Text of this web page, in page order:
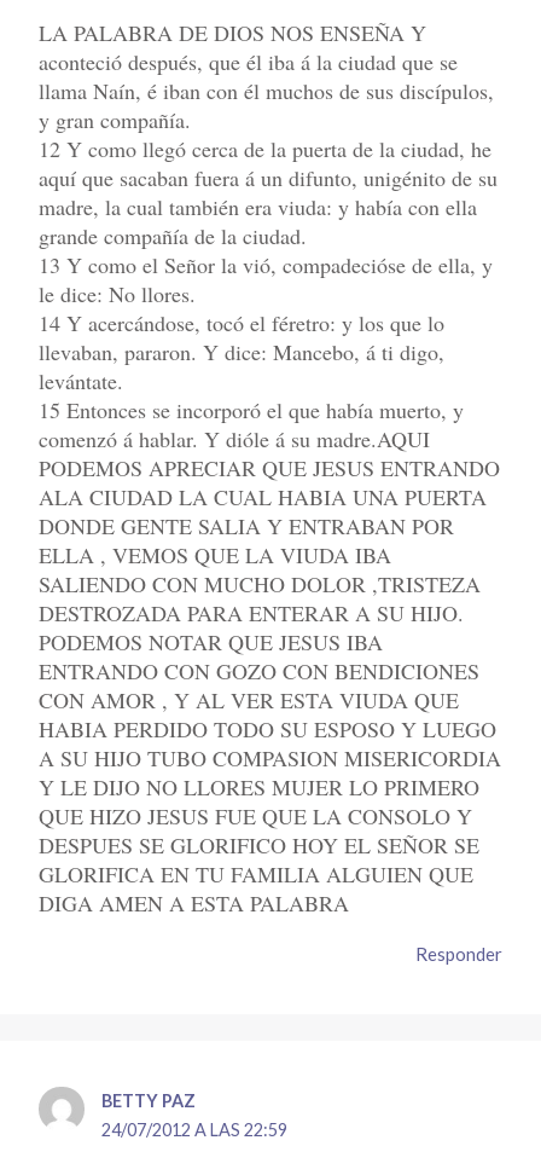
LA PALABRA DE DIOS NOS ENSEÑA Y
aconteció después, que él iba á la ciudad que se
llama Naín, é iban con él muchos de sus discípulos,
y gran compañía.
12 Y como llegó cerca de la puerta de la ciudad, he
aquí que sacaban fuera á un difunto, unigénito de su
madre, la cual también era viuda: y había con ella
grande compañía de la ciudad.
13 Y como el Señor la vió, compadecióse de ella, y
le dice: No llores.
14 Y acercándose, tocó el féretro: y los que lo
llevaban, pararon. Y dice: Mancebo, á ti digo,
levántate.
15 Entonces se incorporó el que había muerto, y
comenzó á hablar. Y dióle á su madre.AQUI
PODEMOS APRECIAR QUE JESUS ENTRANDO
ALA CIUDAD LA CUAL HABIA UNA PUERTA
DONDE GENTE SALIA Y ENTRABAN POR
ELLA , VEMOS QUE LA VIUDA IBA
SALIENDO CON MUCHO DOLOR ,TRISTEZA
DESTROZADA PARA ENTERAR A SU HIJO.
PODEMOS NOTAR QUE JESUS IBA
ENTRANDO CON GOZO CON BENDICIONES
CON AMOR , Y AL VER ESTA VIUDA QUE
HABIA PERDIDO TODO SU ESPOSO Y LUEGO
A SU HIJO TUBO COMPASION MISERICORDIA
Y LE DIJO NO LLORES MUJER LO PRIMERO
QUE HIZO JESUS FUE QUE LA CONSOLO Y
DESPUES SE GLORIFICO HOY EL SEÑOR SE
GLORIFICA EN TU FAMILIA ALGUIEN QUE
DIGA AMEN A ESTA PALABRA
Responder
BETTY PAZ
24/07/2012 A LAS 22:59